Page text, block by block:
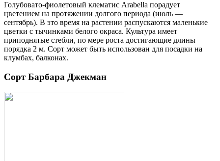
Голубовато-фиолетовый клематис Arabella порадует
цветением на протяжении долгого периода (июль —
сентябрь). В это время на растении распускаются маленькие
цветки с тычинками белого окраса. Культура имеет
приподнятые стебли, по мере роста достигающие длины
порядка 2 м. Сорт может быть использован для посадки на
клумбах, балконах.
Сорт Барбара Джекман